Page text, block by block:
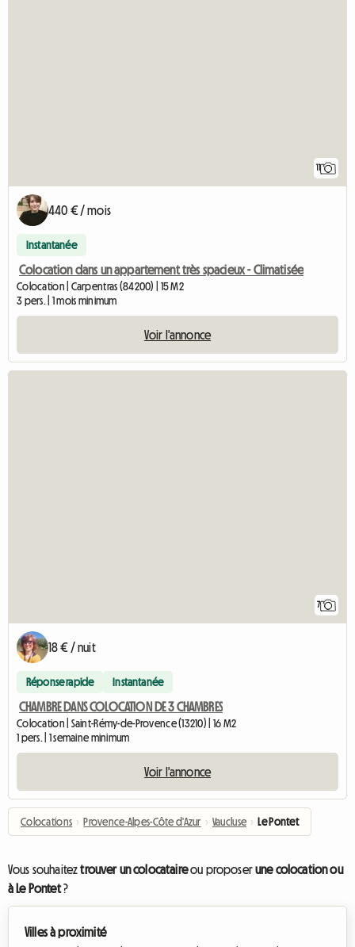
11
440 € / mois
Instantanée
Colocation dans un appartement très spacieux - Climatisée
Colocation | Carpentras (84200) | 15 M2
3 pers. | 1 mois minimum
Voir l'annonce
7
18 € / nuit
Réponse rapide Instantanée
CHAMBRE DANS COLOCATION DE 3 CHAMBRES
Colocation | Saint-Rémy-de-Provence (13210) | 16 M2
1 pers. | 1 semaine minimum
Voir l'annonce
Colocations › Provence-Alpes-Côte d'Azur › Vaucluse › Le Pontet
Vous souhaiteztrouver un colocataireou proposerune colocation ou
à Le Pontet?
Villes à proximité